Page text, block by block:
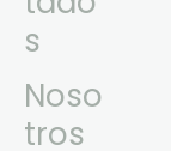
s
Noso
tros